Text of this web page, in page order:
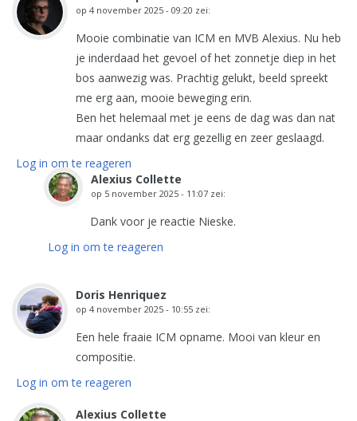
op 4 november 2025 - 09:20 zei:
Mooie combinatie van ICM en MVB Alexius. Nu heb
je inderdaad het gevoel of het zonnetje diep in het
bos aanwezig was. Prachtig gelukt, beeld spreekt
me erg aan, mooie beweging erin.
Ben het helemaal met je eens de dag was dan nat
maar ondanks dat erg gezellig en zeer geslaagd.
Log in om te reageren
Alexius Collette
op 5 november 2025 - 11:07 zei:
Dank voor je reactie Nieske.
Log in om te reageren
Doris Henriquez
op 4 november 2025 - 10:55 zei:
Een hele fraaie ICM opname. Mooi van kleur en
compositie.
Log in om te reageren
Alexius Collette